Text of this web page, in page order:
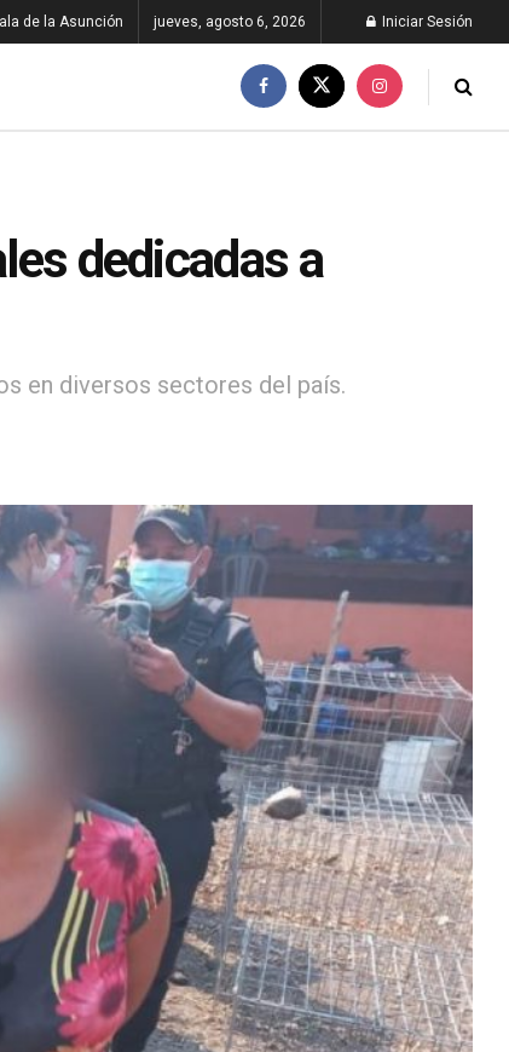
de la Asunción jueves, agosto 6, 2026 Iniciar Sesión
dedicadas a
en diversos sectores del país.